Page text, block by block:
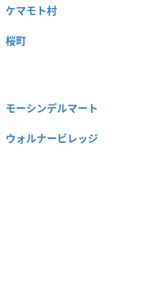
ケマモト村
桜町
モーシンデルマート
ウォルナービレッジ